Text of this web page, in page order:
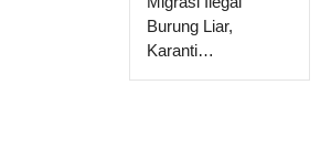
Burung Liar,
Karanti…